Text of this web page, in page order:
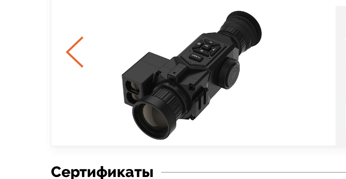
Сертификаты